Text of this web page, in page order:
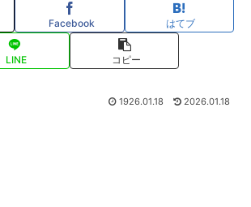
Facebook はてブ
LINE コピー
1926.01.18 2026.01.18